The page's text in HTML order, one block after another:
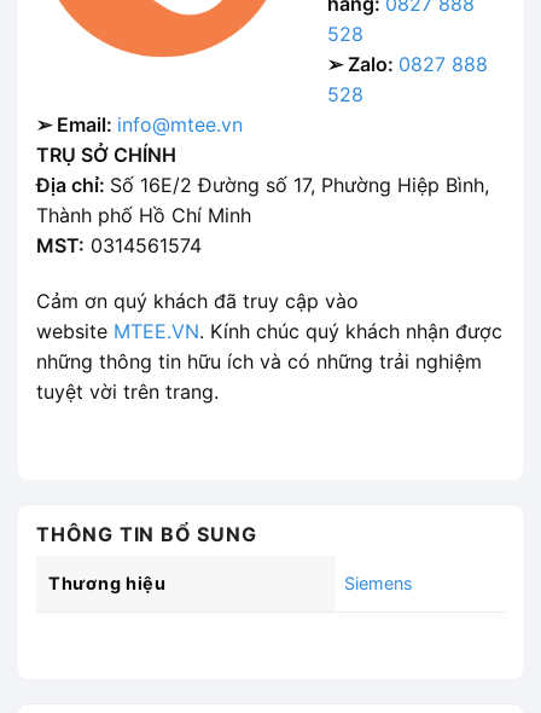
528
➢ Zalo: 0827 888
528
➢ Email: info@mtee.vn
TRỤ SỞ CHÍNH
Địa chỉ: Số 16E/2 Đường số 17, Phường Hiệp Bình,
Thành phố Hồ Chí Minh
MST: 0314561574
Cảm ơn quý khách đã truy cập vào
website MTEE.VN. Kính chúc quý khách nhận được
những thông tin hữu ích và có những trải nghiệm
tuyệt vời trên trang.
THÔNG TIN BỔ SUNG
Thương hiệu Siemens